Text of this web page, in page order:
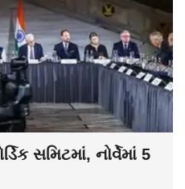
સમિટમાં, નોર્વેમાં 5